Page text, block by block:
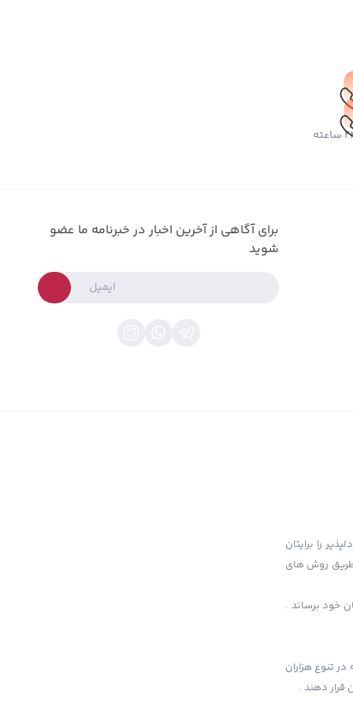
برای آگاهی از آخرین اخبار در خبرنامه ما عضو
شوید
را برایتان
طریق روش های
خود برساند .
تنوع هزاران
قرار دهند .